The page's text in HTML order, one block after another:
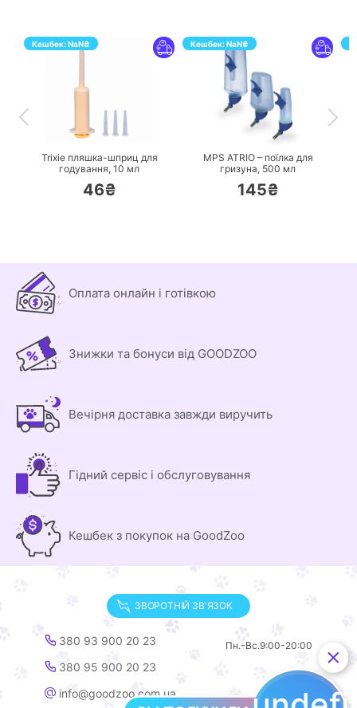
Кешбек:NaN₴
ПЕРЕЙТИ
Trixie пляшка-шприц для
годування, 10 мл
46₴
Кешбек:NaN₴
ПЕРЕЙТИ
MPS ATRIO – поїлка для
гризуна, 500 мл
145₴
Оплата онлайн і готівкою
Знижки та бонуси від GOODZOO
Вечірня доставка завжди виручить
Гідний сервіс і обслуговування
Кешбек з покупок на GoodZoo
ЗВОРОТНІЙ ЗВ'ЯЗОК
380 93 900 20 23
380 95 900 20 23
info@goodzoo.com.ua
Пн.-Вс.9:00-20:00